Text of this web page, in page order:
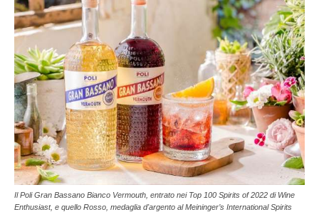
Il Poli Gran Bassano Bianco Vermouth, entrato nei Top 100 Spirits of 2022 di Wine
Enthusiast, e quello Rosso, medaglia d'argento al Meininger’s International Spirits